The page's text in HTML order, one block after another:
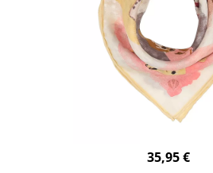
35,95 €